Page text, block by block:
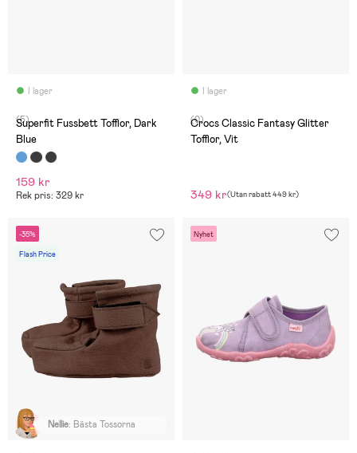
I lager
(5)
Superfit Fussbett Tofflor, Dark
Blue
159 kr
Rek pris: 329 kr
I lager
(0)
Crocs Classic Fantasy Glitter
Tofflor, Vit
349 kr(Utan rabatt449 kr)
-35%
Flash Price
Nellie: Bästa Tossorna
Nyhet